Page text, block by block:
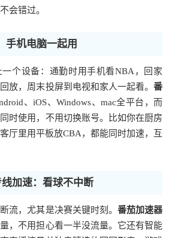
会错过。
手机电脑一起用
个设备：通勤时用手机看NBA，回家
放，周末投屏到电视和家人一起看。 番
、iOS、Windows、mac全平台，而
时使用，不用切换账号。比如你在厨房
厅里用平板放CBA，都能同时加速，互
加速：看球不中断
流，尤其是决赛关键时刻。 番茄加速器
，不用担心看一半没流量。它还有智能